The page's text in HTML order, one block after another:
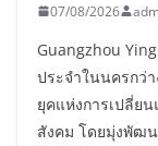
07/08/2026
Guangzhou
ประจำในนครกว่
ยุคแห่งการเปลี่ย
สังคม โดยมุ่งพัฒ